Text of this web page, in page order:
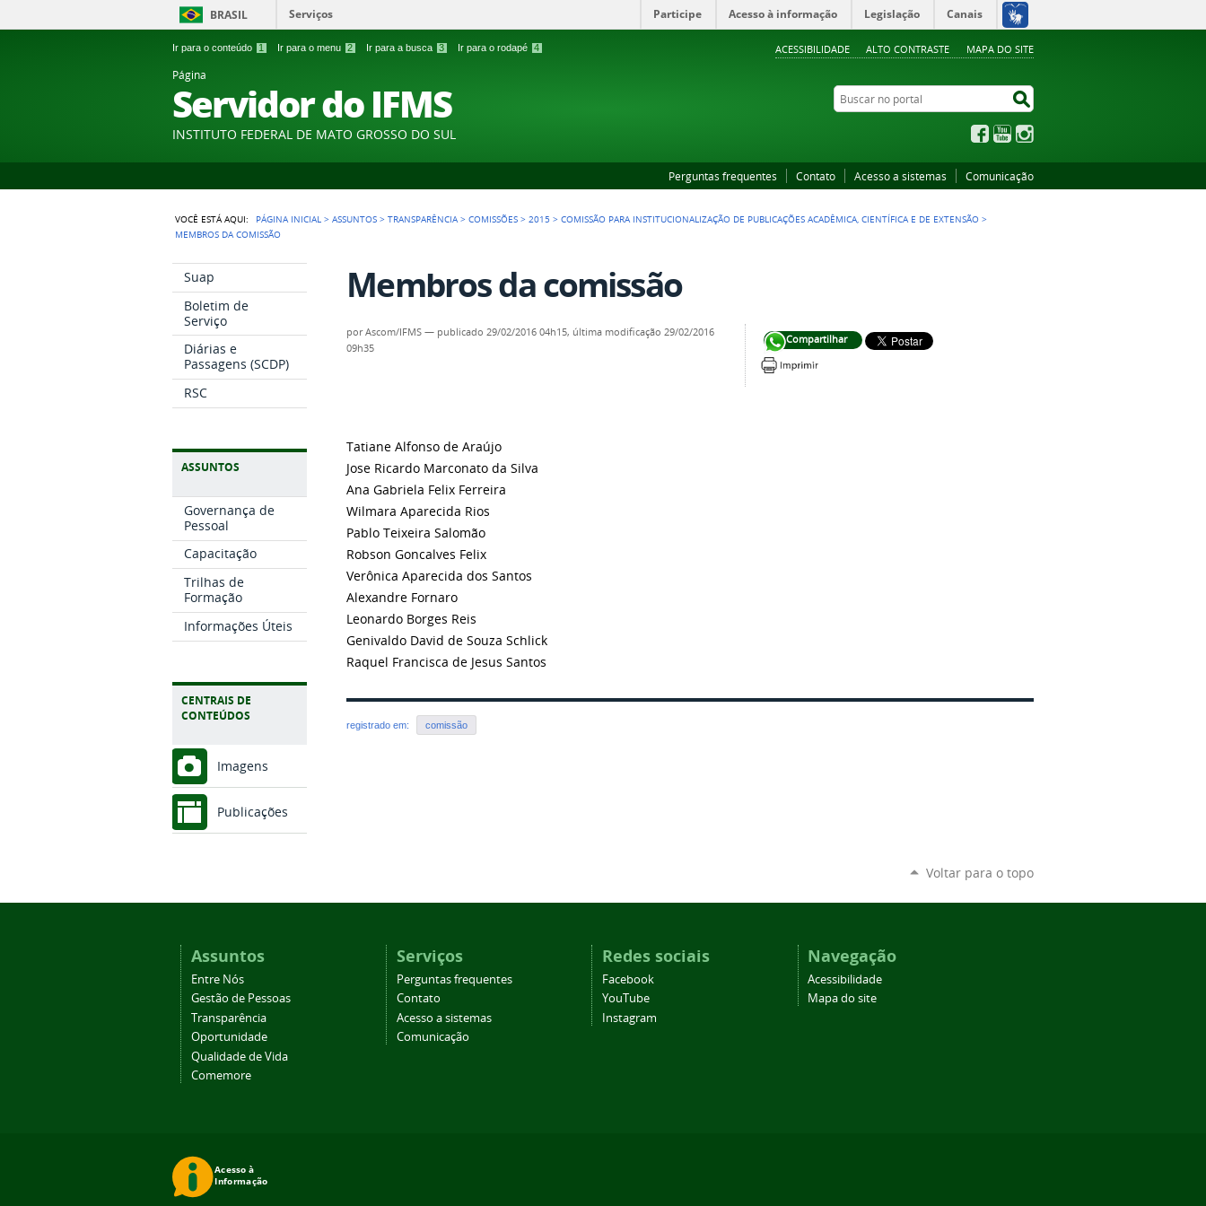
Ir para o conteúdo 1 Ir para o menu 2 Ir para a busca 3 Ir para o rodapé 4 ACESSIBILIDADE ALTO CONTRASTE MAPA DO SITE
BRASIL Serviços Participe Acesso à informação Legislação Canais
Página
Servidor do IFMS
INSTITUTO FEDERAL DE MATO GROSSO DO SUL
Buscar no portal
FacebookYouTube
Perguntas frequentes Contato Acesso a sistemas Comunicação
VOCÊ ESTÁ AQUI: PÁGINA INICIAL >ASSUNTOS >TRANSPARÊNCIA >COMISSÕES >2015 >COMISSÃO PARA INSTITUCIONALIZAÇÃO DE PUBLICAÇÕES ACADÊMICA, CIENTÍFICA E DE EXTENSÃO >
MEMBROS DA COMISSÃO
Suap
Boletim de
Serviço
Diárias e
Passagens (SCDP)
RSC
ASSUNTOS
Governança de
Pessoal
Capacitação
Trilhas de
Formação
Informações Úteis
CENTRAIS DE
CONTEÚDOS
Imagens
Publicações
Membros da comissão
Compartilhar
porAscom/IFMS — publicado 29/02/2016 04h15, última modificação 29/02/2016
09h35
Tatiane Alfonso de Araújo
Jose Ricardo Marconato da Silva
Ana Gabriela Felix Ferreira
Wilmara Aparecida Rios
Pablo Teixeira Salomão
Robson Goncalves Felix
Verônica Aparecida dos Santos
Alexandre Fornaro
Leonardo Borges Reis
Genivaldo David de Souza Schlick
Raquel Francisca de Jesus Santos
registrado em: comissão
Voltar para o topo
Assuntos
Entre Nós
Gestão de Pessoas
Transparência
Oportunidade
Qualidade de Vida
Comemore
Serviços
Perguntas frequentes
Contato
Acesso a sistemas
Comunicação
Redes sociais
Facebook
YouTube
Instagram
Navegação
Acessibilidade
Mapa do site